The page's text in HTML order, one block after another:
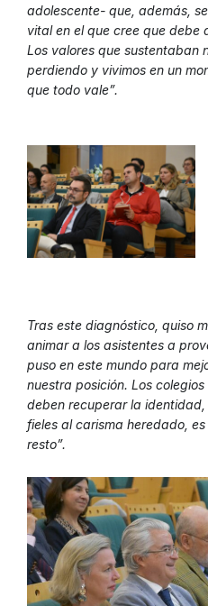
adolescente- que, además,
vital en el que cree que debe
Los valores que sustentaban
perdiendo y vivimos en un
que todo vale”.
Tras este diagnóstico, quiso
animar a los asistentes a
puso en este mundo para
nuestra posición. Los
deben recuperar la
fieles al carisma heredado,
resto”.